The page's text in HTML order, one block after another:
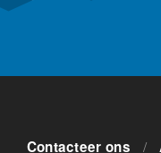
Contacteer ons /